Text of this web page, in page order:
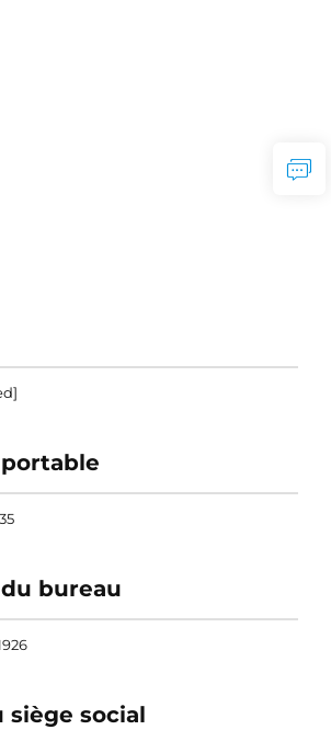
bureau
siège social